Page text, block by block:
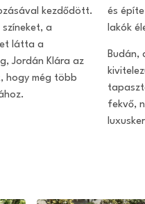
kezdődött.
a
látta a
Jordán Klára az
hogy még több
és
lakók
Budán,
fekvő,